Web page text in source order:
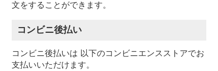
文をすることができます。
コンビニ後払い
コンビニ後払いは 以下のコンビニエンスストアでお
支払いいただけます。